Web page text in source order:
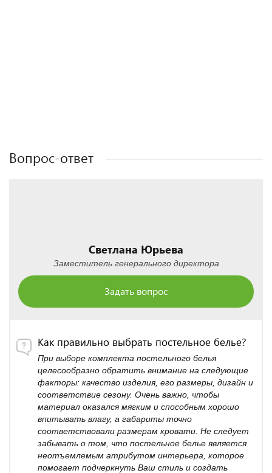
Вопрос-ответ
Светлана Юрьева
Заместитель генерального директора
Задать вопрос
Как правильно выбрать постельное белье?
При выборе комплекта постельного белья
целесообразно обратить внимание на следующие
факторы: качество изделия, его размеры, дизайн и
соответствие сезону. Очень важно, чтобы
материал оказался мягким и способным хорошо
впитывать влагу, а габариты точно
соответствовали размерам кровати. Не следует
забывать о том, что постельное белье является
неотъемлемым атрибутом интерьера, которое
помогает подчеркнуть Ваш стиль и создать